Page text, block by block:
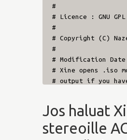
#
# Licence : GNU GPL
#
# Copyright (C)
#
# Modification
# Xine opens .iso
# output if you
# Added dvd://
#
# Ver :1.01 Date
# start xine
Jos haluat
stereoille